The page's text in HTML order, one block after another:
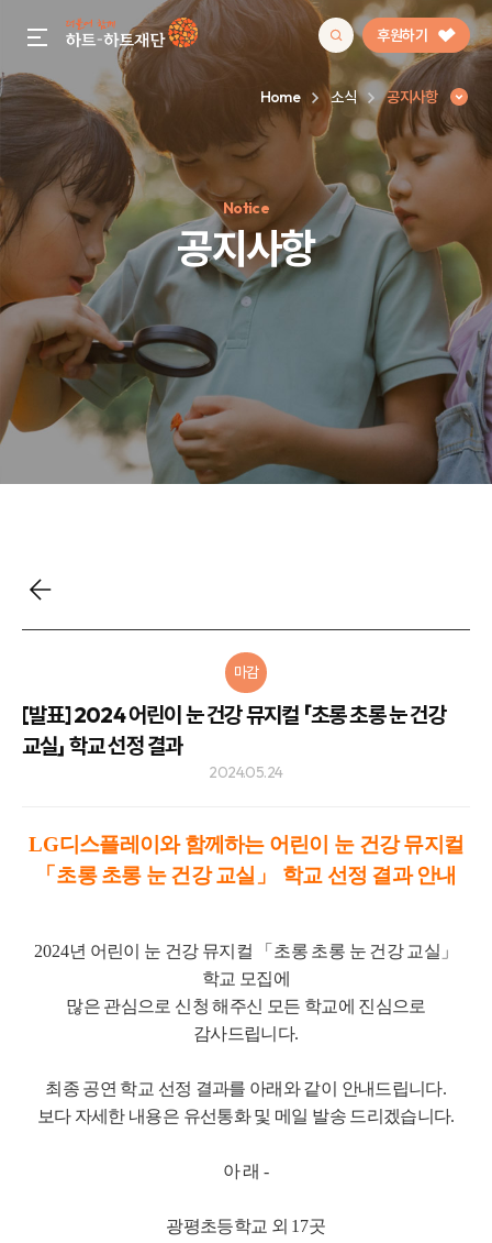
gnb menu open 후원하기
인기 키워드
#정기후원#하트플레이스#캠페인#팬덤후원
Home 소식 공지사항
Notice
공지사항
마감
[발표] 2024 어린이 눈 건강 뮤지컬 「초롱 초롱 눈 건강
교실」 학교 선정 결과
2024.05.24
LG디스플레이와 함께하는 어린이 눈 건강 뮤지컬
「 초롱 초롱 눈 건강 교실 」 학교 선정 결과 안내
2024년 어린이 눈 건강 뮤지컬 「 초롱 초롱 눈 건강 교실 」
학교 모집에
많은 관심으로 신청 해주신 모든 학교에 진심으로
감사드립니다.
최종 공연 학교 선정 결과를 아래와 같이 안내드립니다.
보다 자세한 내용은 유선통화 및 메일 발송 드리겠습니다.
아 래-
광평초등학교 외 17곳